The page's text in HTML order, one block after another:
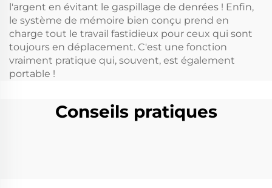
l'argent en évitant le gaspillage de denrées ! Enfin,
le système de mémoire bien conçu prend en
charge tout le travail fastidieux pour ceux qui sont
toujours en déplacement. C'est une fonction
vraiment pratique qui, souvent, est également
portable !
Conseils pratiques